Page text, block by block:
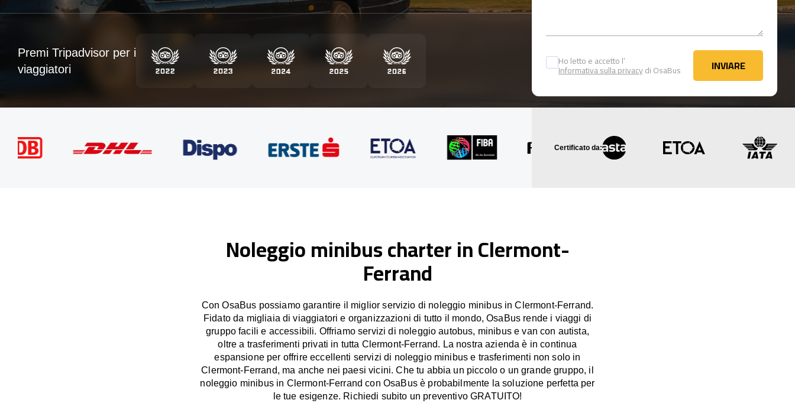
Ho letto e accetto l’
Informativa sulla privacydi OsaBus INVIARE
INVIARE
Premi Tripadvisor per i
viaggiatori
Certificato da:
Noleggio minibus charter in Clermont-
Ferrand
Con OsaBus possiamo garantire il miglior servizio di noleggio minibus in Clermont-Ferrand.
Fidato da migliaia di viaggiatori e organizzazioni di tutto il mondo, OsaBus rende i viaggi di
gruppo facili e accessibili. Offriamo servizi di noleggio autobus, minibus e van con autista,
oltre a trasferimenti privati in tutta Clermont-Ferrand. La nostra azienda è in continua
espansione per offrire eccellenti servizi di noleggio minibus e trasferimenti non solo in
Clermont-Ferrand, ma anche nei paesi vicini. Che tu abbia un piccolo o un grande gruppo, il
noleggio minibus in Clermont-Ferrand con OsaBus è probabilmente la soluzione perfetta per
le tue esigenze. Richiedi subito un preventivo GRATUITO!